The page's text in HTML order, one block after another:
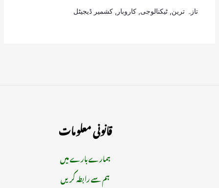
تازہ ترین ٹیکنالوجی کاروبار کشمیر ڈیجیٹل
قانونی معلومات
ہمارے بارے میں
ہم سے رابطہ کریں